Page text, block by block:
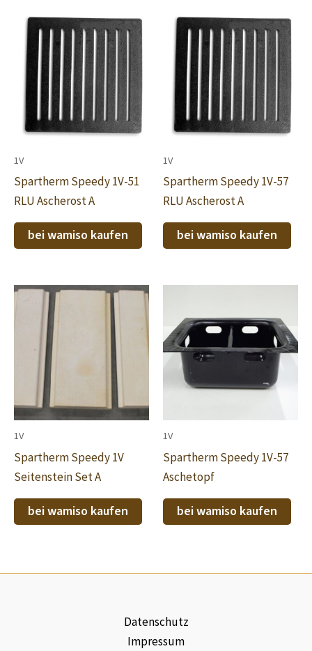
1V
Spartherm Speedy 1V-51
RLU Ascherost A
bei wamiso kaufen
1V
Spartherm Speedy 1V-57
RLU Ascherost A
bei wamiso kaufen
1V
Spartherm Speedy 1V
Seitenstein Set A
bei wamiso kaufen
1V
Spartherm Speedy 1V-57
Aschetopf
bei wamiso kaufen
Datenschutz
Impressum